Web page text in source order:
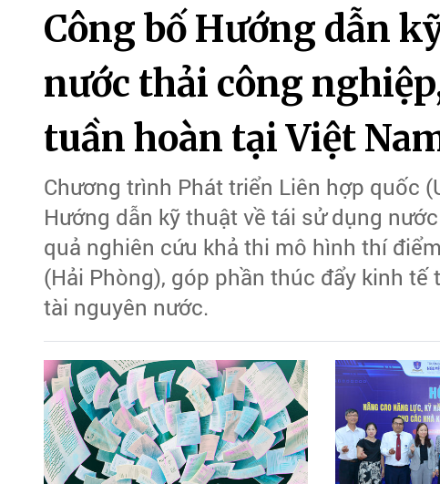
Công bố Hướng dẫn
nước thải công
tuần hoàn tại Việt
Chương trình Phát triển Liên hợp quốc
Hướng dẫn kỹ thuật về tái sử dụng
quả nghiên cứu khả thi mô hình thí
(Hải Phòng), góp phần thúc đẩy kinh
tài nguyên nước.